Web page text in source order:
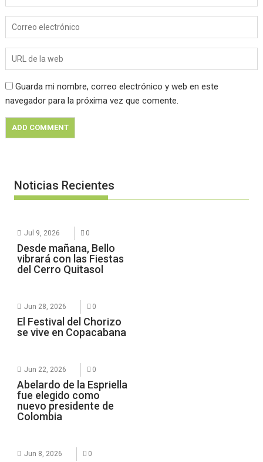
Guarda mi nombre, correo electrónico y web en este
navegador para la próxima vez que comente.
Noticias Recientes
Jul 9, 2026 0
Desde mañana, Bello
vibrará con las Fiestas
del Cerro Quitasol
Jun 28, 2026 0
El Festival del Chorizo
se vive en Copacabana
Jun 22, 2026 0
Abelardo de la Espriella
fue elegido como
nuevo presidente de
Colombia
Jun 8, 2026 0